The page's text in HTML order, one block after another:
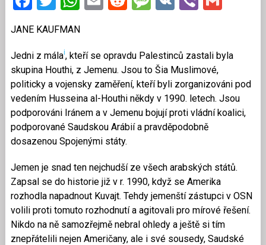
JANE KAUFMAN
Jedni z málai, kteří se opravdu Palestinců zastali byla
skupina Houthi, z Jemenu. Jsou to Šia Muslimové,
politicky a vojensky zaměření, kteří byli zorganizováni pod
vedením Husseina al-Houthi někdy v 1990. letech. Jsou
podporováni Iránem a v Jemenu bojují proti vládní koalici,
podporované Saudskou Arábií a pravděpodobně
dosazenou Spojenými státy.
Jemen je snad ten nejchudší ze všech arabských států.
Zapsal se do historie již v r. 1990, když se Amerika
rozhodla napadnout Kuvajt. Tehdy jemenští zástupci v OSN
volili proti tomuto rozhodnutí a agitovali pro mírové řešení.
Nikdo na ně samozřejmě nebral ohledy a ještě si tím
znepřátelili nejen Američany, ale i své sousedy, Saudské